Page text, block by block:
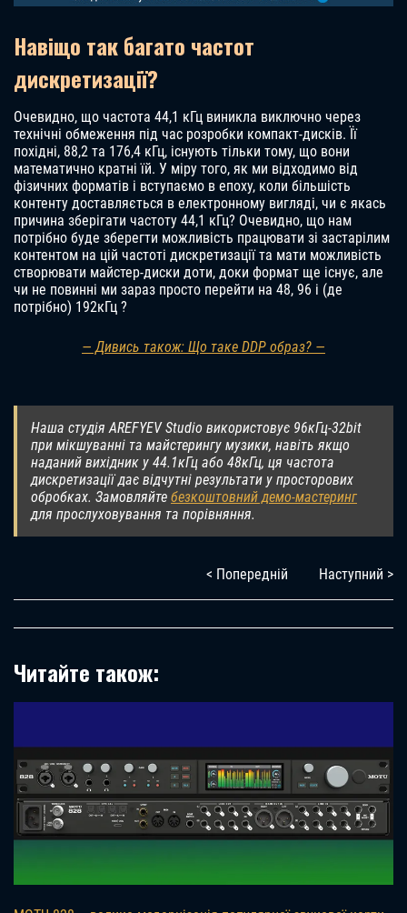
Навіщо так багато частот
дискретизації?
Очевидно, що частота 44,1 кГц виникла виключно через
технічні обмеження під час розробки компакт-дисків. Її
похідні, 88,2 та 176,4 кГц, існують тільки тому, що вони
математично кратні їй. У міру того, як ми відходимо від
фізичних форматів і вступаємо в епоху, коли більшість
контенту доставляється в електронному вигляді, чи є якась
причина зберігати частоту 44,1 кГц? Очевидно, що нам
потрібно буде зберегти можливість працювати зі застарілим
контентом на цій частоті дискретизації та мати можливість
створювати майстер-диски доти, доки формат ще існує, але
чи не повинні ми зараз просто перейти на 48, 96 і (де
потрібно) 192кГц ?
— Дивись також: Що таке DDP образ? —
Наша студія AREFYEV Studio використовує 96кГц-32bit
при мікшуванні та майстерингу музики, навіть якщо
наданий вихідник у 44.1кГц або 48кГц, ця частота
дискретизації дає відчутні результати у просторових
обробках. Замовляйте безкоштовний демо-мастеринг
для прослуховування та порівняння.
< Попередній Наступний >
Читайте також: